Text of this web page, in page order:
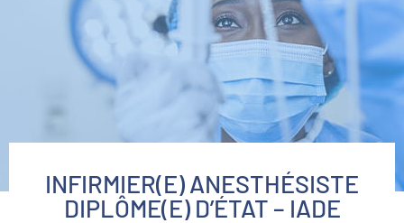
INFIRMIER(E) ANESTHÉSISTE
DIPLÔME(E) D’ÉTAT – IADE